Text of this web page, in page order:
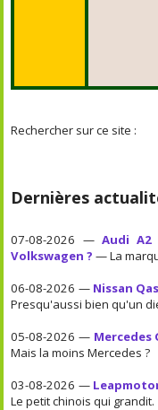
Rechercher sur ce site :
Dernières
07-08-2026 — Audi
Volkswagen ? — La
06-08-2026 — Nissan
Presqu'aussi bien qu'un
05-08-2026 — Mercedes
Mais la moins Mercedes ?
03-08-2026 —
Le petit chinois qui grandit.